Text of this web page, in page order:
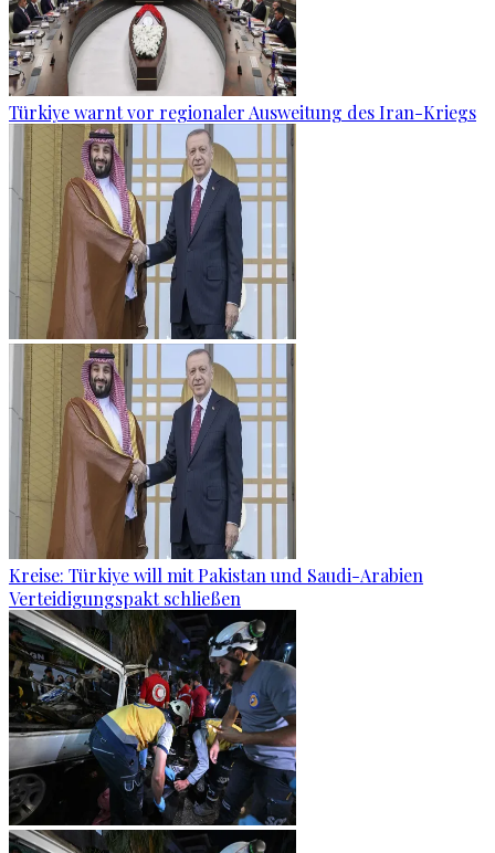
Türkiye warnt vor regionaler Ausweitung des Iran-Kriegs
Kreise: Türkiye will mit Pakistan und Saudi-Arabien
Verteidigungspakt schließen